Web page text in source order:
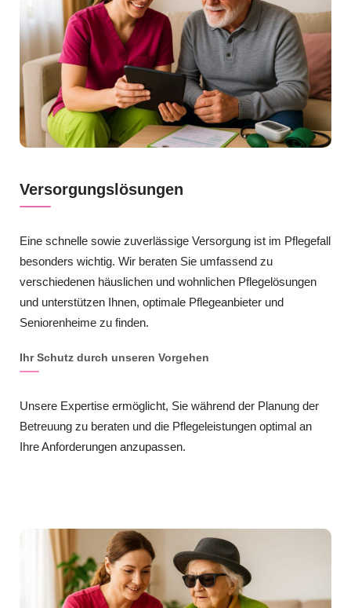
Versorgungslösungen
Eine schnelle sowie zuverlässige Versorgung ist im Pflegefall
besonders wichtig. Wir beraten Sie umfassend zu
verschiedenen häuslichen und wohnlichen Pflegelösungen
und unterstützen Ihnen, optimale Pflegeanbieter und
Seniorenheime zu finden.
Ihr Schutz durch unseren Vorgehen
Unsere Expertise ermöglicht, Sie während der Planung der
Betreuung zu beraten und die Pflegeleistungen optimal an
Ihre Anforderungen anzupassen.